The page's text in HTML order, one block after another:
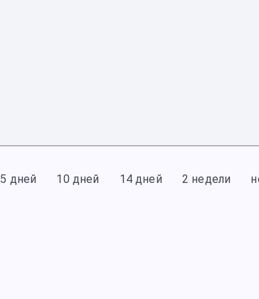
5 дней 10 дней 14 дней 2 недели